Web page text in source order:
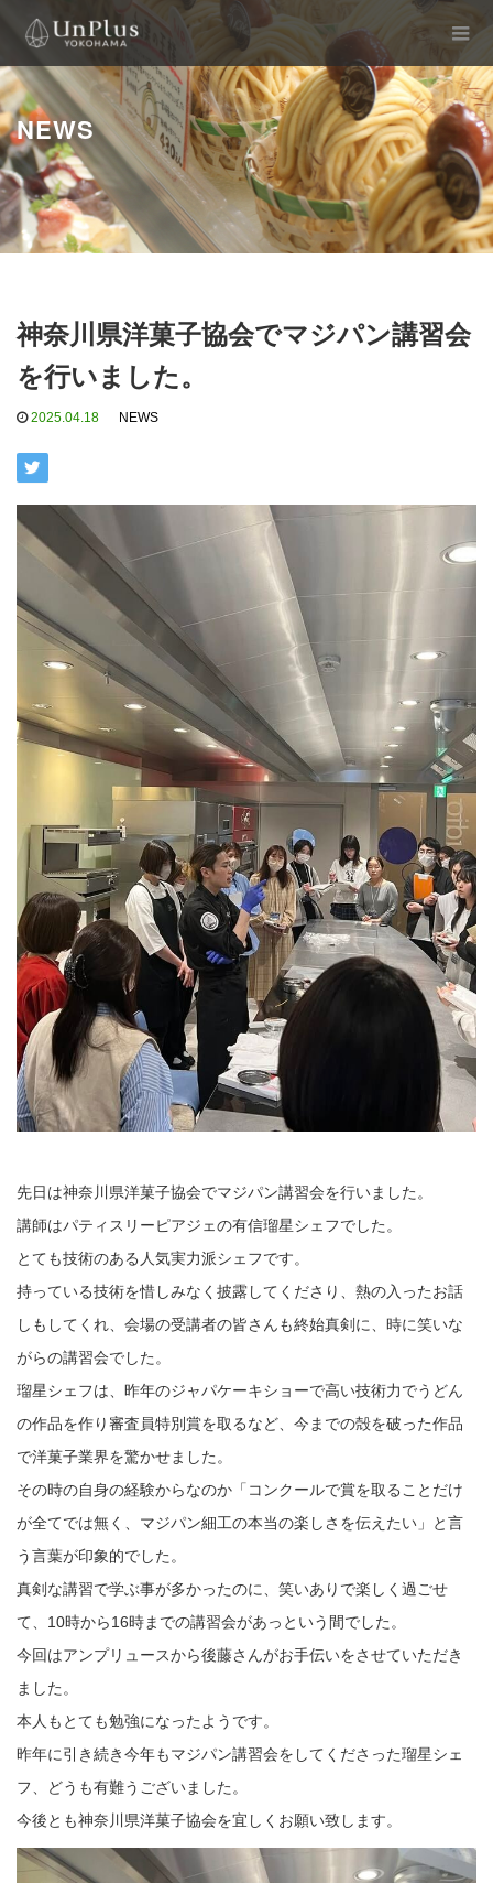
NEWS
神奈川県洋菓子協会でマジパン講習会
を行いました。
2025.04.18 NEWS
先日は神奈川県洋菓子協会でマジパン講習会を行いました。
講師はパティスリーピアジェの有信瑠星シェフでした。
とても技術のある人気実力派シェフです。
持っている技術を惜しみなく披露してくださり、熱の入ったお話
しもしてくれ、会場の受講者の皆さんも終始真剣に、時に笑いな
がらの講習会でした。
瑠星シェフは、昨年のジャパケーキショーで高い技術力でうどん
の作品を作り審査員特別賞を取るなど、今までの殻を破った作品
で洋菓子業界を驚かせました。
その時の自身の経験からなのか「コンクールで賞を取ることだけ
が全てでは無く、マジパン細工の本当の楽しさを伝えたい」と言
う言葉が印象的でした。
真剣な講習で学ぶ事が多かったのに、笑いありで楽しく過ごせ
て、10時から16時までの講習会があっという間でした。
今回はアンプリュースから後藤さんがお手伝いをさせていただき
ました。
本人もとても勉強になったようです。
昨年に引き続き今年もマジパン講習会をしてくださった瑠星シェ
フ、どうも有難うございました。
今後とも神奈川県洋菓子協会を宜しくお願い致します。